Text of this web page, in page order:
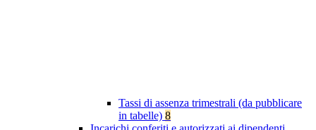
Tassi di assenza trimestrali (da pubblicare
in tabelle) 8